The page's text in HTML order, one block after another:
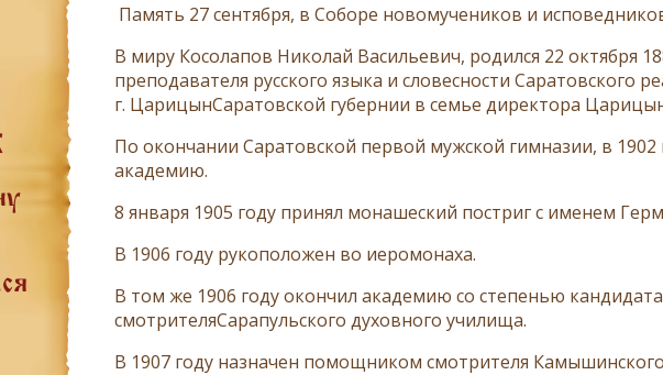
Память 27 сентября, в Соборе новомучеников и
В миру Косолапов Николай Васильевич, родился 22 октября
преподавателя русского языка и словесности
г. ЦарицынСаратовской губернии в семье директора
По окончании Саратовской первой мужской гимназии, в
академию.
8 января 1905 году принял монашеский постриг с именем
В 1906 году рукоположен во иеромонаха.
В том же 1906 году окончил академию со степенью
смотрителяСарапульского духовного училища.
В 1907 году назначен помощником смотрителя